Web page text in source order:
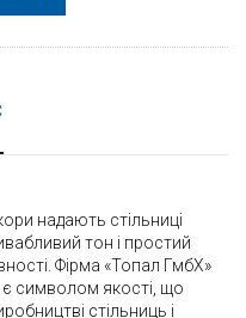
надають стільниці
тон і простий
Фірма «Топал ГмбХ»
символом якості, що
стільниць і